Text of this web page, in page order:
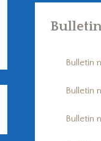
Bulletin
Bulletin
Bulletin